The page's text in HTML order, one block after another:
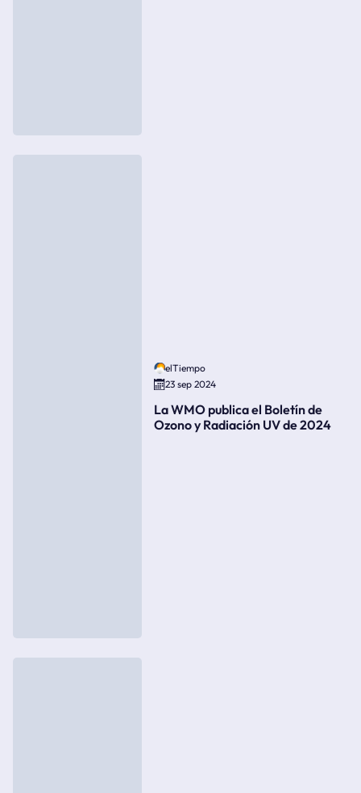
elTiempo
23 sep 2024
La WMO publica el Boletín de
Ozono y Radiación UV de 2024